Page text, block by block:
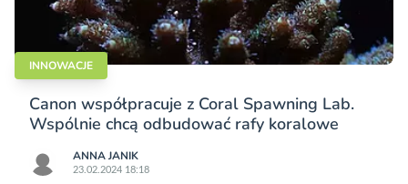
INNOWACJE
Canon współpracuje z Coral Spawning Lab.
Wspólnie chcą odbudować rafy koralowe
ANNA JANIK
23.02.2024 18:18